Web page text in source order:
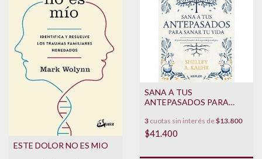
ESTE DOLOR NO ES MIO
SANA A TUS
ANTEPASADOS PARA
3 cuotas sin interés de$13.800
$41.400